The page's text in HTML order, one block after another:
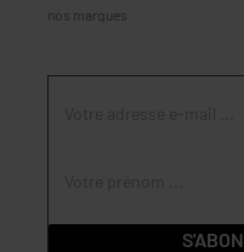
nos marques